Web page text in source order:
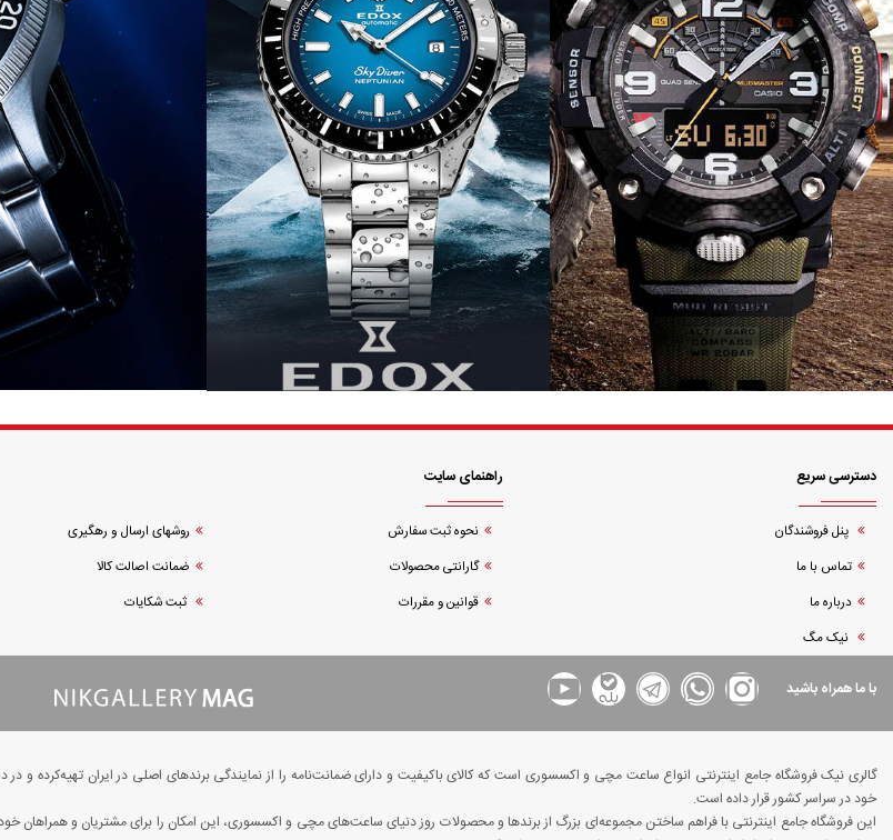
دسترسی سریع
پنل فروشندگان
تماس با ما
درباره ما
نیک مگ
راهنمای سایت
نحوه ثبت سفارش
روشهای ارسال و رهگیری
گارانتی محصولات
ضمانت اصالت کالا
قوانین و مقررات
ثبت شکایات
با ما همراه باشید
گالری نیک فروشگاه جامع اینترنتی انواع ساعت مچی و اکسسوری است که کالای باکیفیت و دارای ضمانت‌نامه را از نمایندگی برندهای اصلی در ایران تهیه‌کرده و
خود در سراسر کشور قرار داده است.
این فروشگاه جامع اینترنتی با فراهم ساختن مجموعه‌ای بزرگ از برندها و محصولات روز دنیای ساعت‌های مچی و اکسسوری، این امکان را برای مشتریان و همراهان